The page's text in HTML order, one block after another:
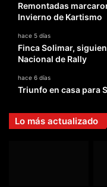
Remontadas
Invierno de Kartismo
hace 5 días
Finca Solimar,
Nacional de Rally
hace 6 días
Triunfo en casa para
Lo más actualizado